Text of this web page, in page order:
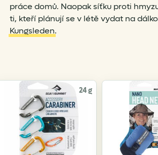
práce domů. Naopak síťku proti
ti, kteří plánují se v létě vydat na
Kungsleden.
24 g